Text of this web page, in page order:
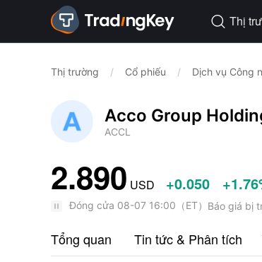
 Thị
Thị trường / Cổ phiếu / Dịch vụ Công
Acco Group
ACCL
2.890 USD +0.050
Đóng cửa 08-07 16:00 （ET） Báo giá bị
Tổng quan Tin tức & Phân tích